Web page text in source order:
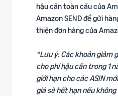
hậu cần toàn cầu của
Amazon SEND để gửi
thiện đơn hàng của
*Lưu ý: Các khoản giảm
cho phí hậu cần trong 1
giới hạn cho các ASIN
giá sẽ hết hạn nếu